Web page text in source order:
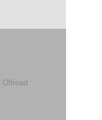
Offroad